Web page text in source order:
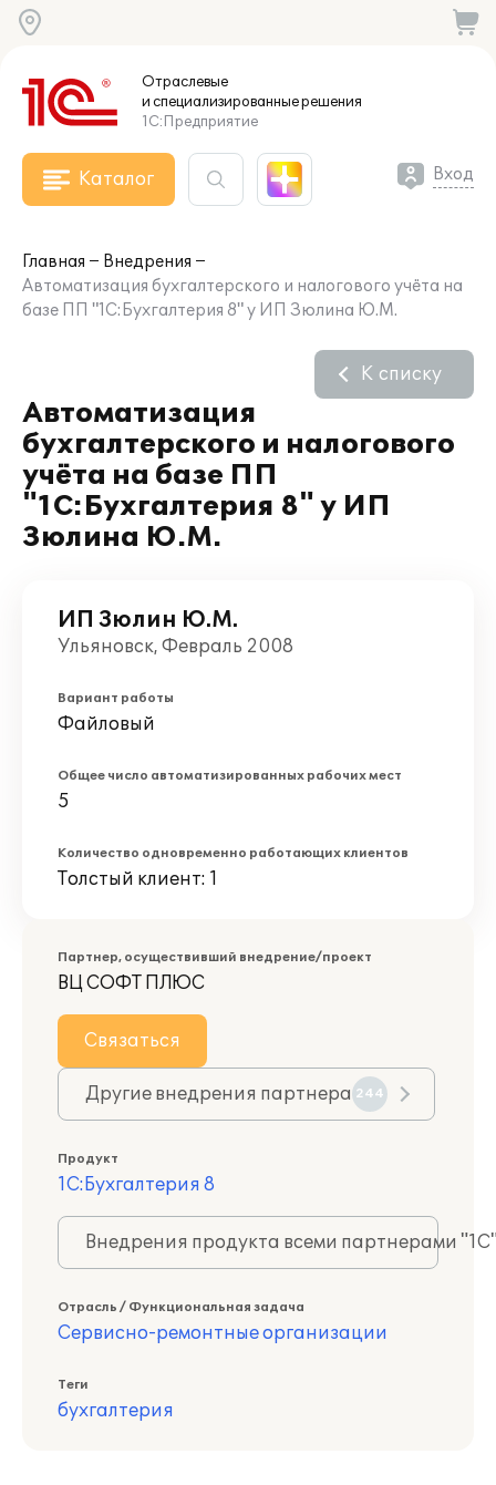
Отраслевые
и специализированныерешения
1С:Предприятие
Каталог Вход
Главная
Внедрения
Автоматизация бухгалтерского и налогового учёта на
базе ПП "1С:Бухгалтерия 8" у ИП Зюлина Ю.М.
Автоматизация
бухгалтерского и налогового
учёта на базе ПП
"1С:Бухгалтерия 8" у ИП
Зюлина Ю.М.
К списку
ИП Зюлин Ю.М.
Ульяновск, Февраль 2008
Вариант работы
Файловый
Общее число автоматизированных рабочих мест
5
Количество одновременно работающих клиентов
Толстый клиент: 1
Партнер, осуществивший внедрение/проект
ВЦ СОФТ ПЛЮС
Связаться
Другие внедрения партнера 244
Продукт
1С:Бухгалтерия 8
Внедрения продукта всеми партнерами
Отрасль / Функциональная задача
Сервисно-ремонтные организации
Теги
бухгалтерия